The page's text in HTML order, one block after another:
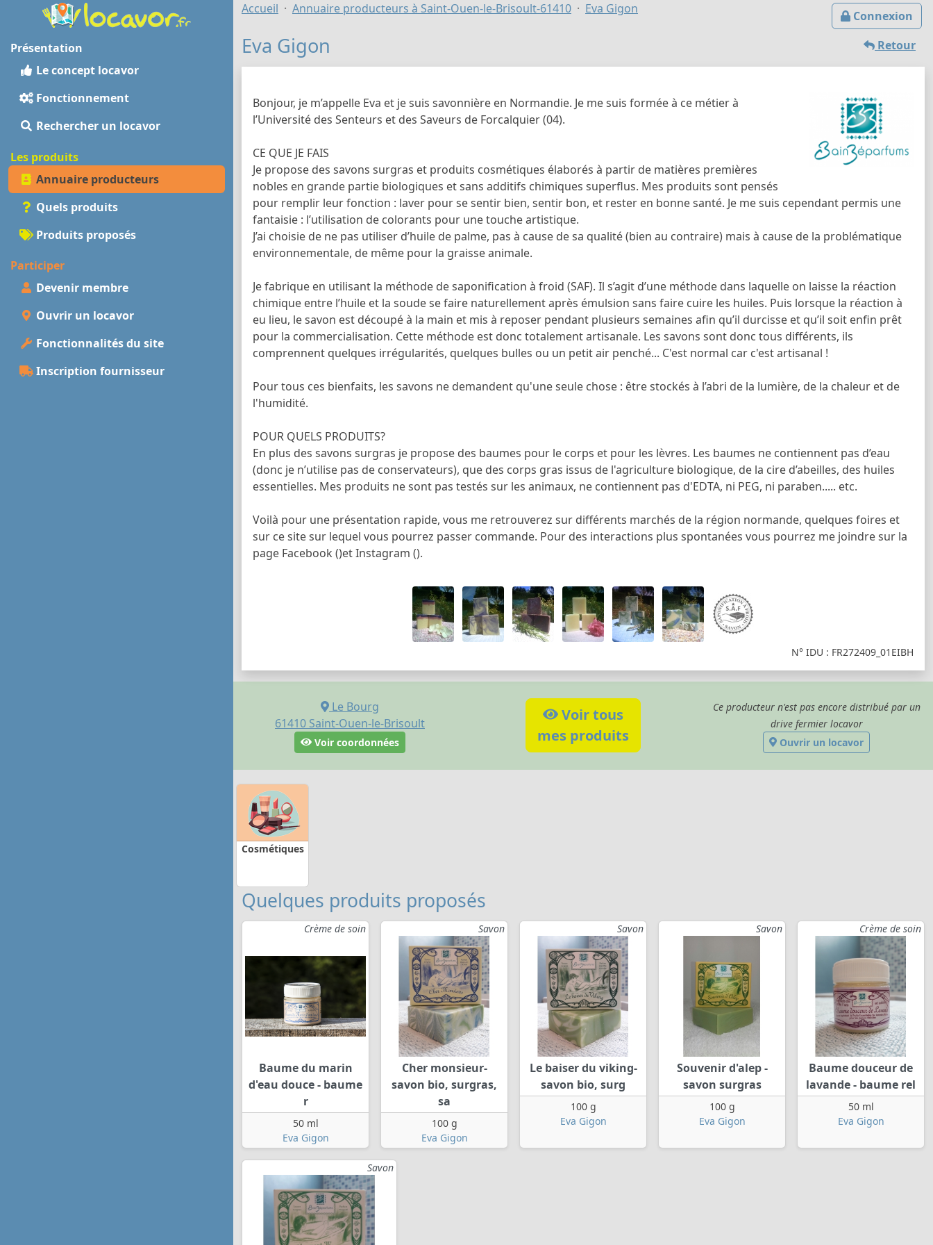
Présentation
Le concept locavor
Fonctionnement
Rechercher un locavor
Les produits
Annuaire producteurs
Quels produits
Produits proposés
Participer
Devenir membre
Ouvrir un locavor
Fonctionnalités du site
Inscription fournisseur
Connexion
Accueil Annuaire producteurs à Saint-Ouen-le-Brisoult-61410 Eva Gigon
Retour
Eva Gigon
Bonjour, je m’appelle Eva et je suis savonnière en Normandie. Je me suis formée à ce métier à
l’Université des Senteurs et des Saveurs de Forcalquier (04).
CE QUE JE FAIS
Je propose des savons surgras et produits cosmétiques élaborés à partir de matières premières
nobles en grande partie biologiques et sans additifs chimiques superflus. Mes produits sont pensés
pour remplir leur fonction : laver pour se sentir bien, sentir bon, et rester en bonne santé. Je me suis cependant permis une
fantaisie : l’utilisation de colorants pour une touche artistique.
J’ai choisie de ne pas utiliser d’huile de palme, pas à cause de sa qualité (bien au contraire) mais à cause de la problématique
environnementale, de même pour la graisse animale.
Je fabrique en utilisant la méthode de saponification à froid (SAF). Il s’agit d’une méthode dans laquelle on laisse la réaction
chimique entre l’huile et la soude se faire naturellement après émulsion sans faire cuire les huiles. Puis lorsque la réaction à
eu lieu, le savon est découpé à la main et mis à reposer pendant plusieurs semaines afin qu’il durcisse et qu’il soit enfin prêt
pour la commercialisation. Cette méthode est donc totalement artisanale. Les savons sont donc tous différents, ils
comprennent quelques irrégularités, quelques bulles ou un petit air penché... C'est normal car c'est artisanal !
Pour tous ces bienfaits, les savons ne demandent qu'une seule chose : être stockés à l’abri de la lumière, de la chaleur et de
l'humidité.
POUR QUELS PRODUITS?
En plus des savons surgras je propose des baumes pour le corps et pour les lèvres. Les baumes ne contiennent pas d’eau
(donc je n’utilise pas de conservateurs), que des corps gras issus de l'agriculture biologique, de la cire d’abeilles, des huiles
essentielles. Mes produits ne sont pas testés sur les animaux, ne contiennent pas d'EDTA, ni PEG, ni paraben..... etc.
Voilà pour une présentation rapide, vous me retrouverez sur différents marchés de la région normande, quelques foires et
sur ce site sur lequel vous pourrez passer commande. Pour des interactions plus spontanées vous pourrez me joindre sur la
page Facebook ()et Instagram ().
N° IDU : FR272409_01EIBH
Le Bourg
61410 Saint-Ouen-le-Brisoult
Voir coordonnées
Voir tous
mes produits
Ce producteur n'est pas encore distribué par un
drive fermier locavor
Ouvrir un locavor
Cosmétiques
Quelques produits proposés
Crème de soin
Baume du marin
d'eau douce - baume
r
50 ml
Eva Gigon
Savon
Cher monsieur-
savon bio, surgras,
sa
100 g
Eva Gigon
Savon
Le baiser du viking-
savon bio, surg
100 g
Eva Gigon
Savon
Souvenir d'alep -
savon surgras
100 g
Eva Gigon
Crème de soin
Baume douceur de
lavande - baume rel
50 ml
Eva Gigon
Savon